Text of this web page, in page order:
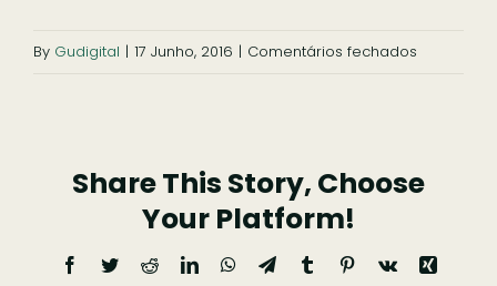
By Gudigital | 17 Junho, 2016 | Comentários fechados
Share This Story, Choose
Your Platform!
Facebook
TwitterRedditLinkedInWhatsApp
TelegramTumblrPinterest
Vk
Xing